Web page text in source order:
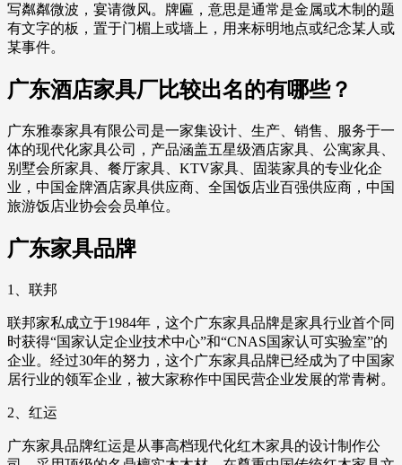
写粼粼微波，宴请微风。牌匾，意思是通常是金属或木制的题
有文字的板，置于门楣上或墙上，用来标明地点或纪念某人或
某事件。
广东酒店家具厂比较出名的有哪些？
广东雅泰家具有限公司是一家集设计、生产、销售、服务于一
体的现代化家具公司，产品涵盖五星级酒店家具、公寓家具、
别墅会所家具、餐厅家具、KTV家具、固装家具的专业化企
业，中国金牌酒店家具供应商、全国饭店业百强供应商，中国
旅游饭店业协会会员单位。
广东家具品牌
1、联邦
联邦家私成立于1984年，这个广东家具品牌是家具行业首个同
时获得“国家认定企业技术中心”和“CNAS国家认可实验室”的
企业。经过30年的努力，这个广东家具品牌已经成为了中国家
居行业的领军企业，被大家称作中国民营企业发展的常青树。
2、红运
广东家具品牌红运是从事高档现代化红木家具的设计制作公